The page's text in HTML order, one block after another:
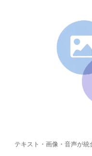
テキスト・画像・音声が